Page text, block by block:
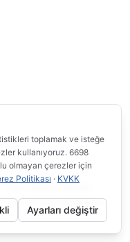
hakları saklıdır.
altında yayınlanmaktadır.
toplamak ve isteğe
kullanıyoruz. 6698
olmayan çerezler için
Politikası · KVKK
Ayarları değiştir